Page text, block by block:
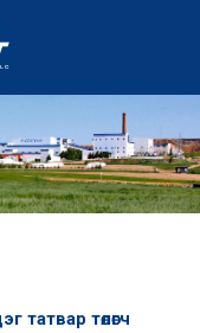
татвар төлөгч